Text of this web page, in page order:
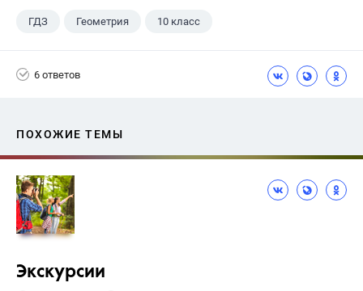
ГДЗ Геометрия 10 класс
6 ответов
ПОХОЖИЕ ТЕМЫ
Экскурсии